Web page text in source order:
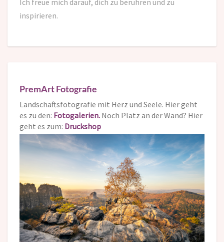
Ich freue mich darauf, dich zu berühren und zu
inspirieren.
PremArt Fotografie
Landschaftsfotografie mit Herz und Seele. Hier geht
es zu den: Fotogalerien. Noch Platz an der Wand? Hier
geht es zum: Druckshop